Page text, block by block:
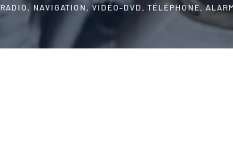
NAVIGATION, VIDÉO-DVD, TÉLÉPHONE,